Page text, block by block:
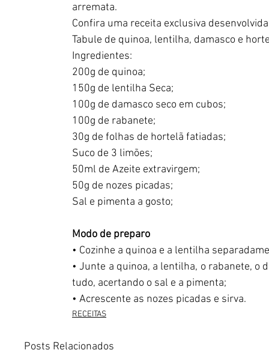
arremata.
Confira uma receita exclusiva
Tabule de quinoa, lentilha, damasco e
Ingredientes:
200g de quinoa;
150g de lentilha Seca;
100g de damasco seco em cubos;
100g de rabanete;
30g de folhas de hortelã fatiadas;
Suco de 3 limões;
50ml de Azeite extravirgem;
50g de nozes picadas;
Sal e pimenta a gosto;
Modo de preparo
• Cozinhe a quinoa e a lentilha
• Junte a quinoa, a lentilha, o rabanete, o
tudo, acertando o sal e a pimenta;
• Acrescente as nozes picadas e sirva.
RECEITAS
Posts Relacionados